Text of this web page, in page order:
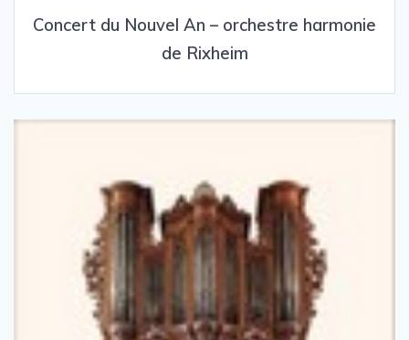
Concert du Nouvel An – orchestre harmonie
de Rixheim